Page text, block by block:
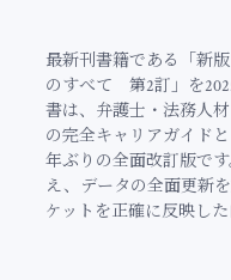
最新刊書籍である「新
のすべて 第2訂」を
書は、弁護士・法務人
の完全キャリアガイド
年ぶりの全面改訂版で
え、データの全面更新
ケットを正確に反映した